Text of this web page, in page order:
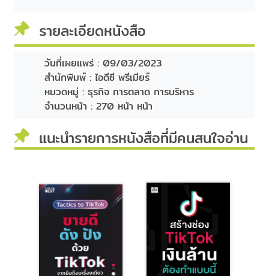
รายละเอียดหนังสือ
วันที่เผยแพร่ : 09/03/2023
สำนักพิมพ์ : ไอดีซี พรีเมียร์
หมวดหมู่ : ธุรกิจ การตลาด การบริหาร
จำนวนหน้า : 270 หน้า หน้า
แนะนำรายการหนังสือที่มีคนสนใจอ่าน